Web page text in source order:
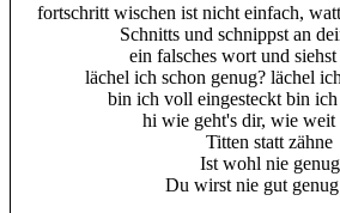
fortschritt wischen ist nicht einfach,
Schnitts und schnippst an
ein falsches wort und
lächel ich schon genug? lächel
bin ich voll eingesteckt bin
hi wie geht's dir, wie weit
Titten statt zähne
Ist wohl nie genug
Du wirst nie gut genug